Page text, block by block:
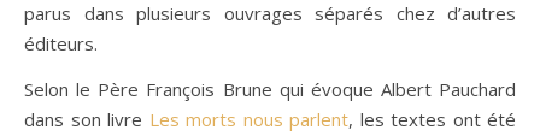
parus dans plusieurs ouvrages séparés chez d’autres
éditeurs.
Selon le Père François Brune qui évoque Albert Pauchard
dans son livre Les morts nous parlent, les textes ont été